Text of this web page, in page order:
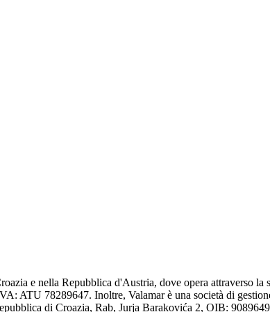
e nella Repubblica d'Austria, dove opera attraverso
ATU 78289647. Inoltre, Valamar è una società di
di Croazia, Rab, Jurja Barakovića 2, OIB: